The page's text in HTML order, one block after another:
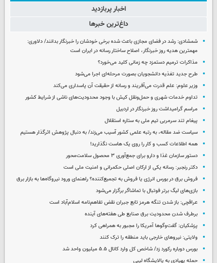
اخبار پربازدید
داغ‌ترین خبرها
شمشادی: رشد در فضای مجازی باعث شده برخی خودشان را خبرنگار بدانند/ دلاوری:
مهمترین هدیه‌ روز خبرنگار، اصلاح ساختار رسانه در ایران است
مذاکرات ترمیم دستمزد چه زمانی کلید می‌خورد؟
طرح جدید تغذیه دانشجویان بصورت مرحله‌ای اجرا می‌شود
وزیر علوم: علم قدرت می‌آفریند و رسانه از حقیقت آن پاسداری می‌کند
تداوم خدمات شهری و حمل‌ونقل کیش با وجود محدودیت‌های ناشی از شرایط کشور
مراسم گرامیداشت روز خبرنگار در اردبیل
پیغام تند سرمربی تیم ملی به ستاره استقلال
سیاست ضد مقاله، به رتبه علمی کشور آسیب می‌زند/ به دنبال پژوهش اثرگذار هستیم
همه اطلاعات کسب‌ و کار را روی یک هاست نگذارید!
دستور سازمان غذا و دارو برای جمع‌آوری ۳ محصول سلامت‌محور
دکتر رنجبر: رسانه یکی از ارکان اصلی حکمرانی و امنیت ملی است
فروش برق در بورس انرژی یا فروش به تجمیع‌کننده؟ راهنمای ورود نیروگاه‌ها به بازار برق
بازی‌های لیگ برتر فوتبال با تماشاگر برگزار می‌شود
عراقچی: باز شدن تنگه هرمز تابع جبران نقض تفاهم‌نامه اسلام‌آباد است
برطرف شدن محدودیت‌ برق صنایع طی هفته‌های آینده
پزشکیان: گفت‌وگوها آمریکا را مجبور به همراهی کرد
ولایتی: نیروهای خارجی باید منطقه را ترک کنند
بورس دوباره رکورد زد/ شاخص کل وارد کانال ۵.۵ میلیون واحد شد
حمله پهپادی به پالایشگاه لیبی